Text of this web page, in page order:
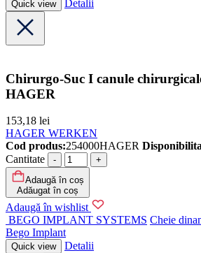
Quick view Detalii
Chirurgo-Suc I canule
HAGER
153,18 lei
HAGER WERKEN
Cod produs:254000HAGER
Cantitate
Adaugă în coș
Adăugat în coș
Adaugă în wishlist
BEGO IMPLANT SYSTEMS Cheie
Bego Implant
Quick view Detalii